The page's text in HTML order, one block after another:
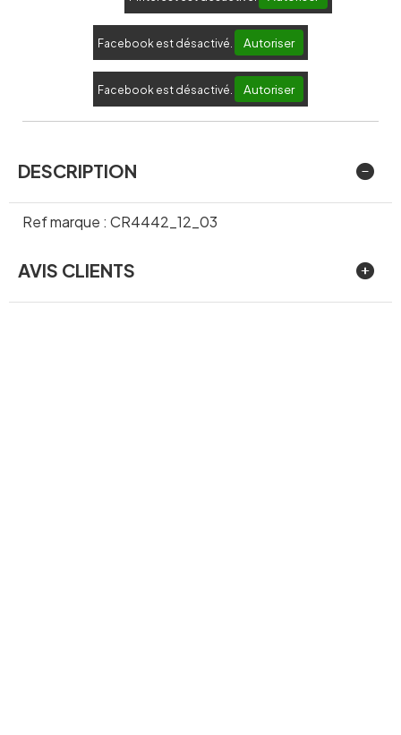
Facebook est désactivé. Autoriser
Facebook est désactivé. Autoriser
DESCRIPTION
Ref marque : CR4442_12_03
AVIS CLIENTS